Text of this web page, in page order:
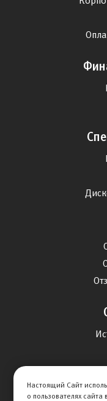
Настоящий Сайт
о пользователях